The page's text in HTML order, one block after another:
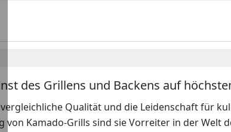
des Grillens und Backens auf
Qualität und die Leidenschaft für
Kamado-Grills sind sie Vorreiter in der Welt